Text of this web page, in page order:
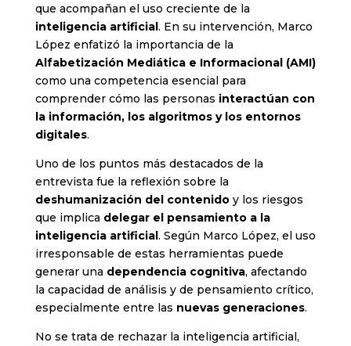
que acompañan el uso creciente de la
inteligencia artificial. En su intervención, Marco
López enfatizó la importancia de la
Alfabetización Mediática e Informacional (AMI)
como una competencia esencial para
comprender cómo las personas interactúan con
la información, los algoritmos y los entornos
digitales.
Uno de los puntos más destacados de la
entrevista fue la reflexión sobre la
deshumanización del contenidoy los riesgos
que implica delegar el pensamiento a la
inteligencia artificial. Según Marco López, el uso
irresponsable de estas herramientas puede
generar una dependencia cognitiva, afectando
la capacidad de análisis y de pensamiento crítico,
especialmente entre las nuevas generaciones.
No se trata de rechazar la inteligencia artificial,